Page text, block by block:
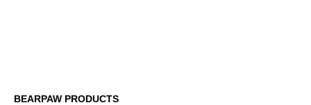
BEARPAW PRODUCTS